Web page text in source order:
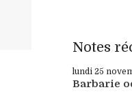
Notes
lundi 25
Barbarie